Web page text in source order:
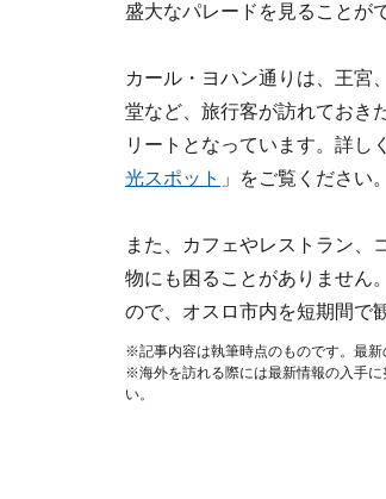
盛大なパレードを見ることが
カール・ヨハン通りは、王宮
堂など、旅行客が訪れておき
リートとなっています。詳し
光スポット 」をご覧ください。
また、カフェやレストラン、
物にも困ることがありません
ので、オスロ市内を短期間で
※記事内容は執筆時点のものです。最新
※海外を訪れる際には最新情報の入手に
い。